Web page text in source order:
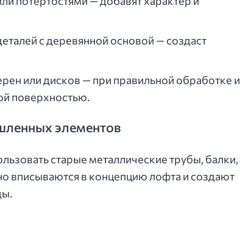
с деревянной основой — создаст
или дисков — при правильной обработке и
поверхностью.
элементов
старые металлические трубы, балки,
вписываются в концепцию лофта и создают